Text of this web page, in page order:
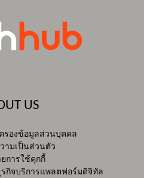
US
รองข้อมูลส่วนบุคคล
ามเป็นส่วนตัว
การใช้คุกกี้
กิจบริการแพลตฟอร์มดิจิทัล